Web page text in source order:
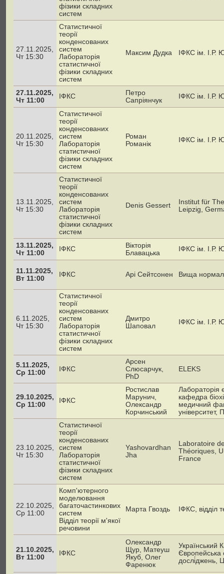
фізики складних
систем
27.11.2025,
Чт 15:30
Статистичної
теорії
конденсованих
систем
Лабораторія
статистичної
фізики складних
систем
Максим Дудка ІФКС ім. І.Р.
27.11.2025,
Чт 11:00
ІФКС
Петро
Сапріянчук
ІФКС ім. І.Р.
20.11.2025,
Чт 15:30
Статистичної
теорії
конденсованих
систем
Лабораторія
статистичної
фізики складних
систем
Роман
Романік
ІФКС ім. І.Р.
13.11.2025,
Чт 15:30
Статистичної
теорії
конденсованих
систем
Лабораторія
статистичної
фізики складних
систем
Denis Gessert
Institut für
Leipzig,
13.11.2025,
Чт 11:00
ІФКС
Вікторія
Блавацька
ІФКС ім. І.Р.
11.11.2025,
Вт 11:00
ІФКС Арі Сейтсонен Вища
6.11.2025,
Чт 15:30
Статистичної
теорії
конденсованих
систем
Лабораторія
статистичної
фізики складних
систем
Дмитро
Шаповал
ІФКС ім. І.Р.
5.11.2025,
Ср 11:00
ІФКС
Арсен
Слюсарчук,
PhD
ELEKS
29.10.2025,
Ср 11:00
ІФКС
Ростислав
Марунич,
Олександр
Корчинський
Лабораторія
кафедра
медичний
університет,
23.10.2025,
Чт 15:30
Статистичної
теорії
конденсованих
систем
Лабораторія
статистичної
фізики складних
систем
Yashovardhan
Jha
Laboratoire
Théoriques,
France
22.10.2025,
Ср 11:00
Комп'ютерного
моделювання
багаточастинкових
систем
Відділ теорії м'якої
речовини
Марта Гвоздь ІФКС, відділ
21.10.2025,
Вт 11:00
ІФКС
Олександр
Щур, Матеуш
Якуб, Олег
Фаренюк
Український
Європейська
дослі́джень,